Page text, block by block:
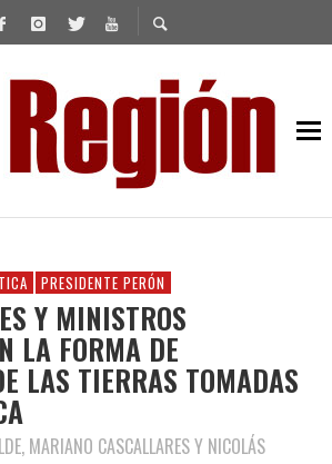
PRESIDENTE PERÓN
Y MINISTROS
LA FORMA DE
LAS TIERRAS TOMADAS
MARIANO CASCALLARES Y NICOLÁS